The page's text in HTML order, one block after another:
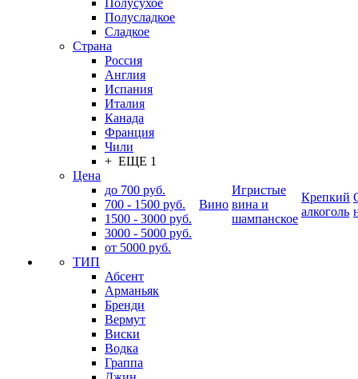
Полусухое
Полусладкое
Сладкое
Страна
Россия
Англия
Испания
Италия
Канада
Франция
Чили
+ ЕЩЕ 1
Цена
до 700 руб.
700 - 1500 руб.
1500 - 3000 руб.
3000 - 5000 руб.
от 5000 руб.
ТИП
Абсент
Арманьяк
Бренди
Вермут
Виски
Водка
Граппа
Вино
Игристые
вина и
шампанское
Крепкий
алкоголь